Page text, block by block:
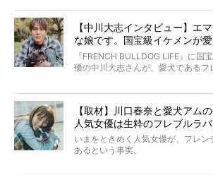
この事実はフレンチブルドッグだ
太郎のオーナーである佐藤さんご
アについて詳しくお話しをうかがい
り添いたいと思う。
その悲しみをいますぐ解消すること
いて、泣いたり笑ったりするのもい
こんな子だった、こんなにいい子
ていたと。
ぼくらは上沼恵美子さんのご自宅
と思った。
【中川大志インタビュー】エ
な娘です。国宝級イケメンが
ッグと一緒に登場
『FRENCH BULLDOG LIFE』に
優の中川大志さんが、愛犬であるフ
マちゃん（2歳の女の子）にメロメ
カエピソードが次から次へと飛び
【取材】川口春奈と愛犬アム
人気女優は生粋のフレブルラ
いまをときめく人気女優が、フレ
あるという事実。